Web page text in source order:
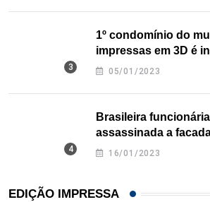
1º condomínio do
impressas em 3D é
Texas
05/01/2023
Brasileira
assassinada a
16/01/2023
EDIÇÃO IMPRESSA